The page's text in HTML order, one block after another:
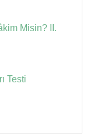
Misin? II.
Testi